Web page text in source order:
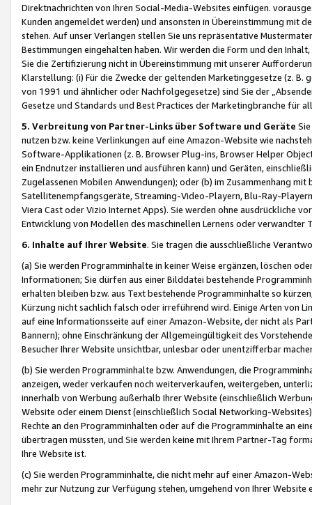
Direktnachrichten von Ihren Social-Media-Websites einfügen.
Kunden angemeldet werden) und ansonsten in Übereinstimmung mit
stehen. Auf unser Verlangen stellen Sie uns repräsentative
Bestimmungen eingehalten haben. Wir werden die Form und den
Sie die Zertifizierung nicht in Übereinstimmung mit unserer
Klarstellung: (i) Für die Zwecke der geltenden Marketinggesetze (z. B.
von 1991 und ähnlicher oder Nachfolgegesetze) sind Sie der
Gesetze und Standards und Best Practices der Marketingbranche für
5. Verbreitung von Partner-Links über Software und Geräte
nutzen bzw. keine Verlinkungen auf eine Amazon-Website wie
Software-Applikationen (z. B. Browser Plug-ins, Browser Helper
ein Endnutzer installieren und ausführen kann) und Geräten,
Zugelassenen Mobilen Anwendungen); oder (b) im Zusammenhang
Satellitenempfangsgeräte, Streaming-Video-Playern, Blu-Ray-
Viera Cast oder Vizio Internet Apps). Sie werden ohne ausdrückliche
Entwicklung von Modellen des maschinellen Lernens oder
6. Inhalte auf Ihrer Website. Sie tragen die ausschließliche
(a) Sie werden Programminhalte in keiner Weise ergänzen, löschen
Informationen; Sie dürfen aus einer Bilddatei bestehende
erhalten bleiben bzw. aus Text bestehende Programminhalte so
Kürzung nicht sachlich falsch oder irreführend wird. Einige Arten von
auf eine Informationsseite auf einer Amazon-Website, der nicht als
Bannern); ohne Einschränkung der Allgemeingültigkeit des
Besucher Ihrer Website unsichtbar, unlesbar oder unentzifferbar
(b) Sie werden Programminhalte bzw. Anwendungen, die
anzeigen, weder verkaufen noch weiterverkaufen, weitergeben,
innerhalb von Werbung außerhalb Ihrer Website (einschließlich
Website oder einem Dienst (einschließlich Social Networking-
Rechte an den Programminhalten oder auf die Programminhalte an
übertragen müssten, und Sie werden keine mit Ihrem Partner-Tag
Ihre Website ist.
(c) Sie werden Programminhalte, die nicht mehr auf einer Amazon-
mehr zur Nutzung zur Verfügung stehen, umgehend von Ihrer